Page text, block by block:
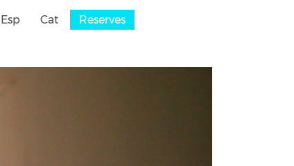
Esp Cat Reserves